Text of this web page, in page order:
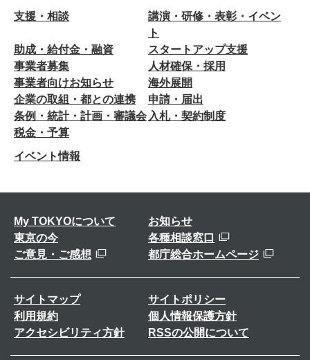
支援・相談
講演・研修・表彰・イベン
ト
助成・給付金・融資
スタートアップ支援
事業者募集
人材確保・採用
事業者向けお知らせ
海外展開
企業の取組・都との連携
申請・届出
条例・統計・計画・審議会 入札・契約制度
税金・予算
イベント情報
My TOKYOについて
お知らせ
東京の今
各種相談窓口
ご意見・ご感想
都庁総合ホームページ
サイトマップ
サイトポリシー
利用規約
個人情報保護方針
アクセシビリティ方針
RSSの公開について